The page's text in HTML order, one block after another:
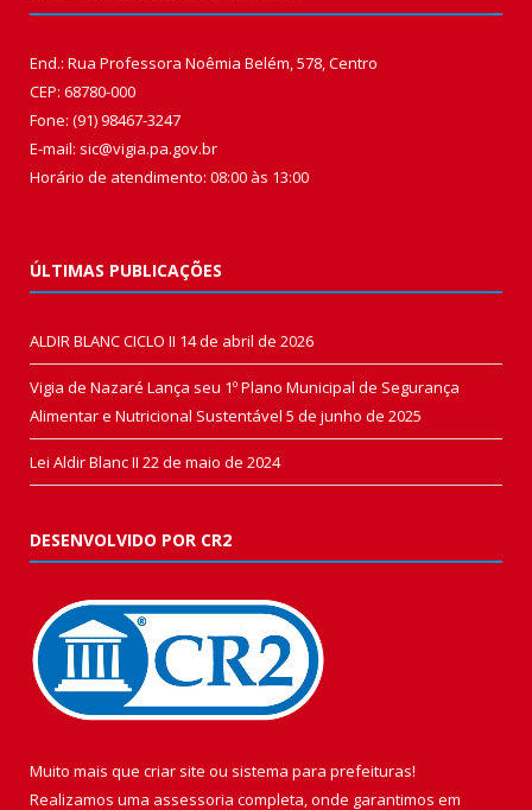
End.: Rua Professora Noêmia Belém, 578, Centro
CEP: 68780-000
Fone: (91) 98467-3247
E-mail: sic@vigia.pa.gov.br
Horário de atendimento: 08:00 às 13:00
ÚLTIMAS PUBLICAÇÕES
ALDIR BLANC CICLO II 14 de abril de 2026
Vigia de Nazaré Lança seu 1º Plano Municipal de Segurança
Alimentar e Nutricional Sustentável 5 de junho de 2025
Lei Aldir Blanc II 22 de maio de 2024
DESENVOLVIDO POR CR2
Muito mais que criar site ou sistema para prefeituras!
Realizamos uma assessoria completa, onde garantimos em